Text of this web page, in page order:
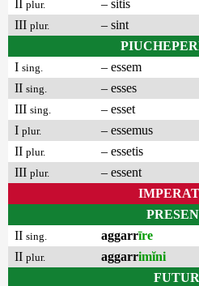
plur.
– sitis
III plur.
– sint
I sing.
– essem
II sing.
– esses
III sing.
– esset
I plur.
– essemus
II plur.
– essetis
III plur.
– essent
II sing. aggarrīre
II plur. aggarrimĭni